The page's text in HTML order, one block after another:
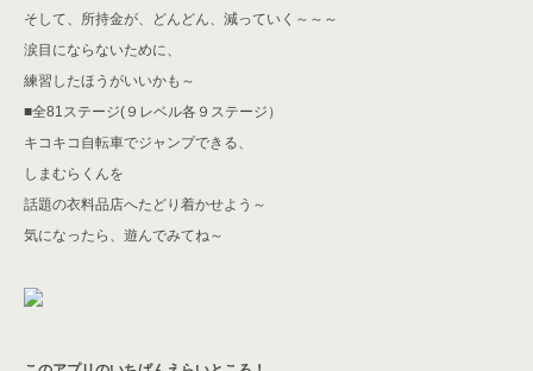
そして、所持金が、どんどん、減っていく～～～
涙目にならないために、
練習したほうがいいかも～
■全81ステージ(９レベル各９ステージ）
キコキコ自転車でジャンプできる、
しまむらくんを
話題の衣料品店へたどり着かせよう～
気になったら、遊んでみてね～